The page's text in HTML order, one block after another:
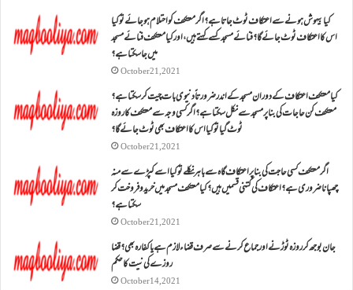
کیا بیہوش ہونے سے اعتکاف ٹوٹ جاتا ہے؟ اگر معتکف کو احتلام ہو جائے تو کیا
اس کا اعتکاف ٹوٹ جائے گا؟فنائے مسجد کسے کہتے ہیں ، اور کیا معتکف فنائے مسجد
میں جا سکتا ہے؟
October 21, 2021
کیا معتکف اعتکاف کے دوران مسجد کے اندر ضرورتاً دنیوی بات چیت کر سکتا ہے؟
معتکف کن حاجات کی بنا پر مسجد سے نکل سکتا ہے؟ اگر کسی وجہ سے معتکف کا روزہ
ٹوٹ گیا تو کیا اس کا اعتکاف بھی ٹوٹ جائے گا؟
October 21, 2021
اگر معتکف کسی حاجت کی بنا پر اعتکاف گاہ سے باہر نکلے تو کیا اسے کپڑے سے منہ
چھپانا ضروری ہے؟اعتکاف کی کتنی قسمیں ہیں؟کیا معتکف مسجد میں خرید و فروخت کر
سکتا ہے؟
October 21, 2021
جان بوجھ کر روزہ ٹوڑنے اور جماع کرنے سے صرف قضاء لازم ہے یا کفارہ بھی؟ قضا
روزے کی نیت کا حکم
October 14, 2021